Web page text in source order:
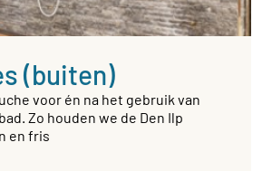
(buiten)
voor én na het gebruik van
Zo houden we de Den Ilp
en fris